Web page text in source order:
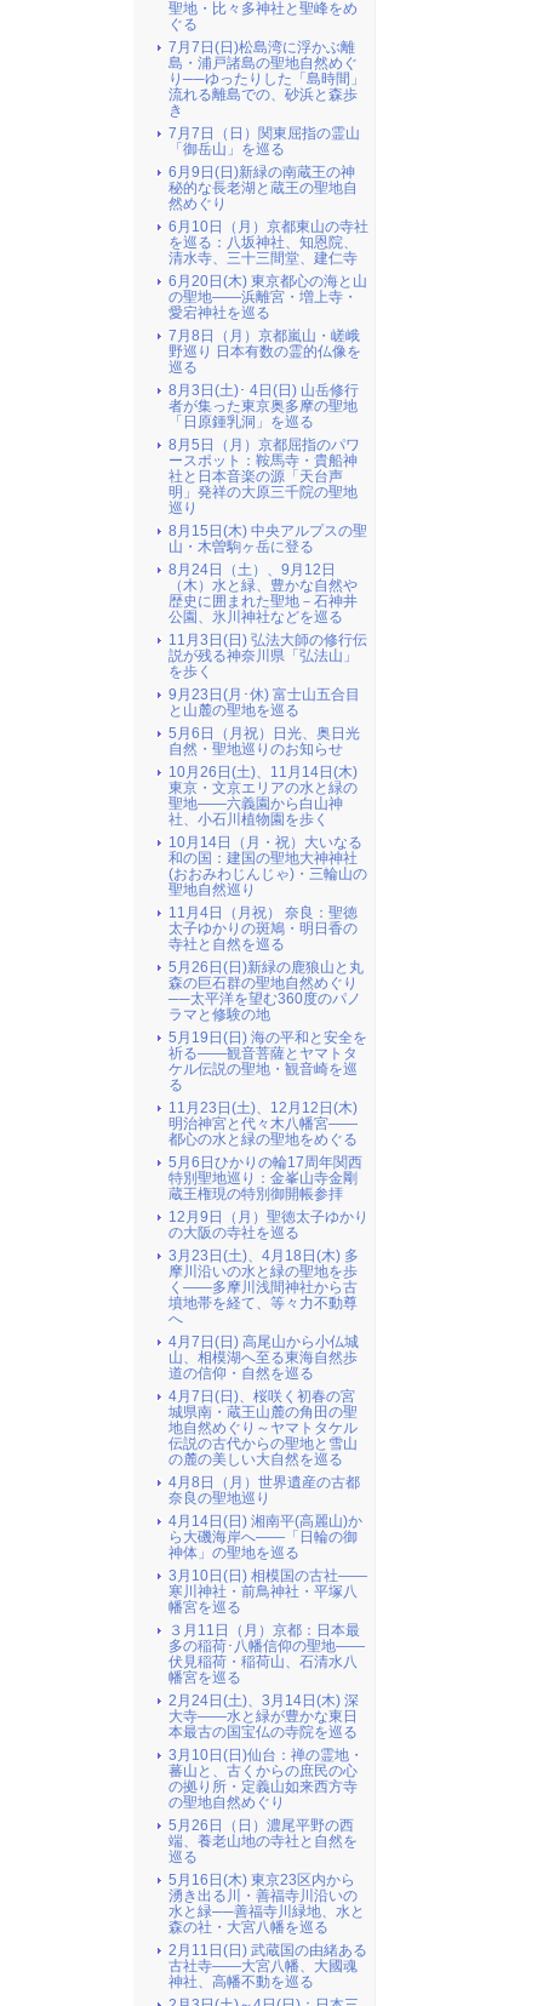
聖地・比々多神社と聖峰をめ
ぐる
7月7日(日)松島湾に浮かぶ離
島・浦戸諸島の聖地自然めぐ
り──ゆったりした「島時間」
流れる離島での、砂浜と森歩
き
7月7日（日）関東屈指の霊山
「御岳山」を巡る
6月9日(日)新緑の南蔵王の神
秘的な長老湖と蔵王の聖地自
然めぐり
6月10日（月）京都東山の寺社
を巡る：八坂神社、知恩院、
清水寺、三十三間堂、建仁寺
6月20日(木) 東京都心の海と山
の聖地――浜離宮・増上寺・
愛宕神社を巡る
7月8日（月）京都嵐山・嵯峨
野巡り 日本有数の霊的仏像を
巡る
8月3日(土)･ 4日(日) 山岳修行
者が集った東京奥多摩の聖地
「日原鍾乳洞」を巡る
8月5日（月）京都屈指のパワ
ースポット：鞍馬寺・貴船神
社と日本音楽の源「天台声
明」発祥の大原三千院の聖地
巡り
8月15日(木) 中央アルプスの聖
山・木曽駒ヶ岳に登る
8月24日（土）、9月12日
（木）水と緑、豊かな自然や
歴史に囲まれた聖地－石神井
公園、氷川神社などを巡る
11月3日(日) 弘法大師の修行伝
説が残る神奈川県「弘法山」
を歩く
9月23日(月･休) 富士山五合目
と山麓の聖地を巡る
5月6日（月祝）日光、奥日光
自然・聖地巡りのお知らせ
10月26日(土)、11月14日(木)
東京・文京エリアの水と緑の
聖地――六義園から白山神
社、小石川植物園を歩く
10月14日（月・祝）大いなる
和の国：建国の聖地大神神社
(おおみわじんじゃ)・三輪山の
聖地自然巡り
11月4日（月祝） 奈良：聖徳
太子ゆかりの斑鳩・明日香の
寺社と自然を巡る
5月26日(日)新緑の鹿狼山と丸
森の巨石群の聖地自然めぐり
──太平洋を望む360度のパノ
ラマと修験の地
5月19日(日) 海の平和と安全を
祈る――観音菩薩とヤマトタ
ケル伝説の聖地・観音崎を巡
る
11月23日(土)、12月12日(木)
明治神宮と代々木八幡宮――
都心の水と緑の聖地をめぐる
5月6日ひかりの輪17周年関西
特別聖地巡り：金峯山寺金剛
蔵王権現の特別御開帳参拝
12月9日（月）聖徳太子ゆかり
の大阪の寺社を巡る
3月23日(土)、4月18日(木) 多
摩川沿いの水と緑の聖地を歩
く――多摩川浅間神社から古
墳地帯を経て、等々力不動尊
へ
4月7日(日) 高尾山から小仏城
山、相模湖へ至る東海自然歩
道の信仰・自然を巡る
4月7日(日)、桜咲く初春の宮
城県南・蔵王山麓の角田の聖
地自然めぐり～ヤマトタケル
伝説の古代からの聖地と雪山
の麓の美しい大自然を巡る
4月8日（月）世界遺産の古都
奈良の聖地巡り
4月14日(日) 湘南平(高麗山)か
ら大磯海岸へ――「日輪の御
神体」の聖地を巡る
3月10日(日) 相模国の古社――
寒川神社・前鳥神社・平塚八
幡宮を巡る
３月11日（月）京都：日本最
多の稲荷･八幡信仰の聖地――
伏見稲荷・稲荷山、石清水八
幡宮を巡る
2月24日(土)、3月14日(木) 深
大寺――水と緑が豊かな東日
本最古の国宝仏の寺院を巡る
3月10日(日)仙台：禅の霊地・
蕃山と、古くからの庶民の心
の拠り所・定義山如来西方寺
の聖地自然めぐり
5月26日（日）濃尾平野の西
端、養老山地の寺社と自然を
巡る
5月16日(木) 東京23区内から
湧き出る川・善福寺川沿いの
水と緑──善福寺川緑地、水と
森の社・大宮八幡を巡る
2月11日(日) 武蔵国の由緒ある
古社寺――大宮八幡、大國魂
神社、高幡不動を巡る